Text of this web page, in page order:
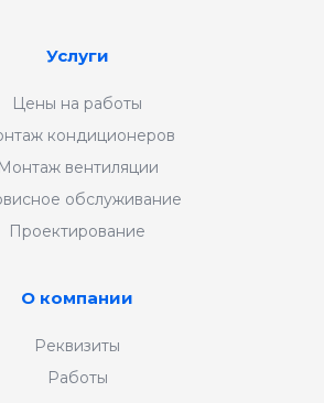
Услуги
Цены на работы
кондиционеров
Монтаж вентиляции
обслуживание
Проектирование
О компании
Реквизиты
Работы